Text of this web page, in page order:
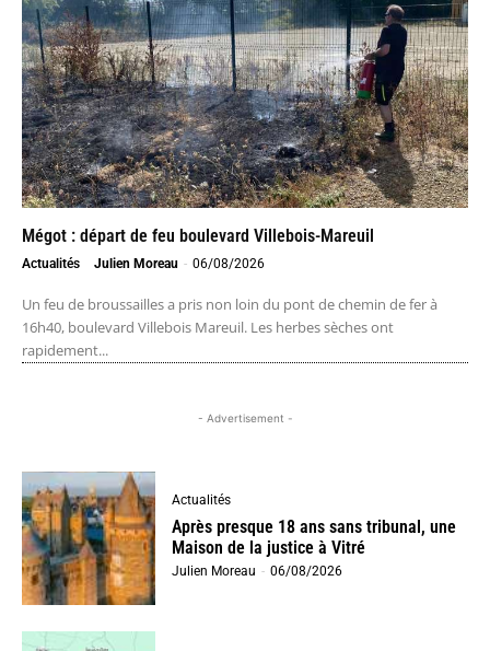
Mégot : départ de feu boulevard Villebois-Mareuil
Actualités Julien Moreau - 06/08/2026
Un feu de broussailles a pris non loin du pont de chemin de fer à
16h40, boulevard Villebois Mareuil. Les herbes sèches ont
rapidement...
- Advertisement -
Actualités
Après presque 18 ans sans tribunal, une
Maison de la justice à Vitré
Julien Moreau - 06/08/2026